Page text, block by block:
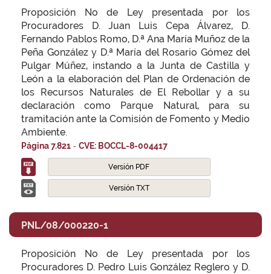
Proposición No de Ley presentada por los
Procuradores D. Juan Luis Cepa Álvarez, D.
Fernando Pablos Romo, D.ª Ana María Muñoz de la
Peña González y D.ª María del Rosario Gómez del
Pulgar Múñez, instando a la Junta de Castilla y
León a la elaboración del Plan de Ordenación de
los Recursos Naturales de El Rebollar y a su
declaración como Parque Natural, para su
tramitación ante la Comisión de Fomento y Medio
Ambiente.
Página 7.821 - CVE: BOCCL-8-004417
Versión PDF
Versión TXT
PNL/08/000220-1
Proposición No de Ley presentada por los
Procuradores D. Pedro Luis González Reglero y D.